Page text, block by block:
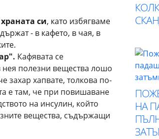
си, като избягваме
- в кафето, в чая, в
Кафявата се
полезни вещества лошо
захар хапвате, толкова по-
е там, че при повишаване
на инсулин, който
вещества, съдържащи
НА